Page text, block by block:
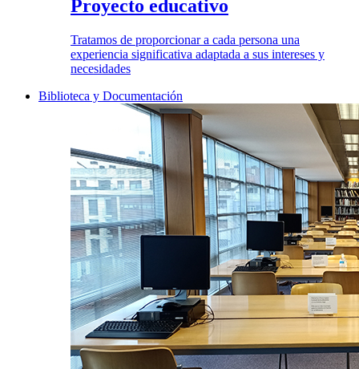
Proyecto educativo
Tratamos de proporcionar a cada persona una
experiencia significativa adaptada a sus intereses y
necesidades
Biblioteca y Documentación